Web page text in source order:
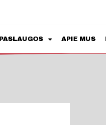
PASLAUGOS APIE MUS